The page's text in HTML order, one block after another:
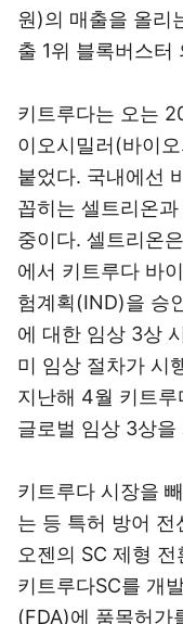
원)의 매출을 올리
출 1위 블록버스터
키트루다는 오는
이오시밀러(바이
붙었다. 국내에선
꼽히는 셀트리온
중이다. 셀트리온
에서 키트루다 바
험계획(IND)을 승
에 대한 임상 3상
미 임상 절차가 시
지난해 4월 키트루
글로벌 임상 3상을
키트루다 시장을
는 등 특허 방어 전
오젠의 SC 제형 전
키트루다SC를 개
(FDA)에 품목허가